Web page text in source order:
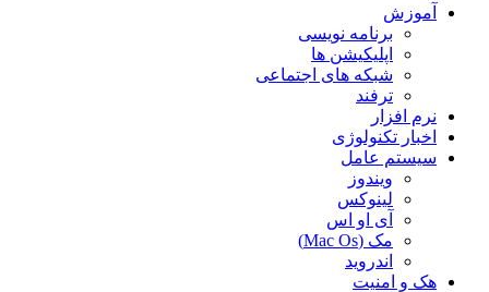
آموزش
برنامه نویسی
اپلیکیشن ها
شبکه های اجتماعی
ترفند
نرم افزار
اخبار تکنولوژی
سیستم عامل
ویندوز
لینوکس
آی او اس
مک (Mac Os)
اندروید
هک و امنیت